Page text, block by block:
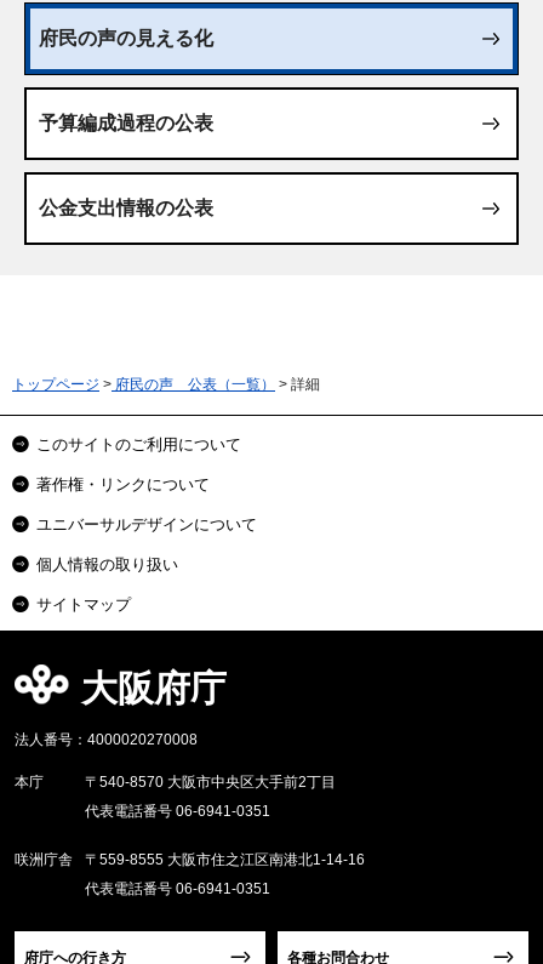
府民の声の見える化
予算編成過程の公表
公金支出情報の公表
トップページ > 府民の声 公表（一覧） > 詳細
このサイトのご利用について
著作権・リンクについて
ユニバーサルデザインについて
個人情報の取り扱い
サイトマップ
大阪府庁
法人番号：4000020270008
本庁
〒540-8570 大阪市中央区大手前2丁目
代表電話番号 06-6941-0351
咲洲庁舎
〒559-8555 大阪市住之江区南港北1-14-16
代表電話番号 06-6941-0351
府庁への行き方 各種お問合わせ